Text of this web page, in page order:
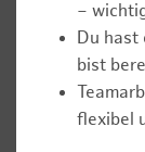
–
Du hast
bist
flexibel